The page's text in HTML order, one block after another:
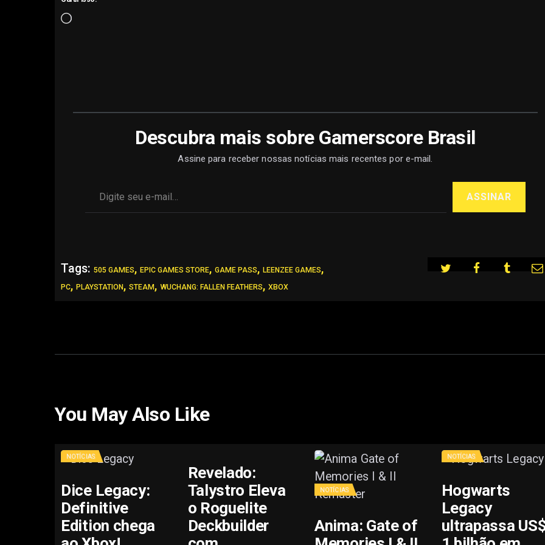
Descubra mais sobre Gamerscore Brasil
Assine para receber nossas notícias mais recentes por e-mail.
ASSINAR
Tags: 505 GAMES, EPIC GAMES STORE, GAME PASS, LEENZEE GAMES,
PC, PLAYSTATION, STEAM, WUCHANG: FALLEN FEATHERS, XBOX
You May Also Like
NOTÍCIAS
Dice Legacy:
Definitive
Edition chega
Revelado:
Talystro Eleva
o Roguelite
Deckbuilder
NOTÍCIAS
Anima: Gate of
NOTÍCIAS
Hogwarts
Legacy
ultrapassa